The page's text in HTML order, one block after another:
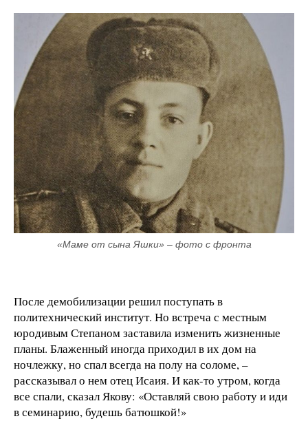
«Маме от сына Яшки» – фото с фронта
После демобилизации решил поступать в
политехнический институт. Но встреча с местным
юродивым Степаном заставила изменить жизненные
планы. Блаженный иногда приходил в их дом на
ночлежку, но спал всегда на полу на соломе, –
рассказывал о нем отец Исаия. И как-то утром, когда
все спали, сказал Якову: «Оставляй свою работу и иди
в семинарию, будешь батюшкой!»